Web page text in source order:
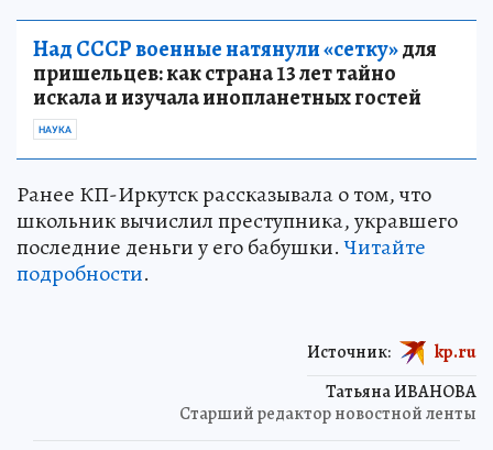
Над СССР военные натянули «сетку»для
пришельцев: как страна 13 лет тайно
искала и изучала инопланетных гостей
НАУКА
Ранее КП-Иркутск рассказывала о том, что
школьник вычислил преступника, укравшего
последние деньги у его бабушки.Читайте
подробности.
Татьяна ИВАНОВА
Старший редактор новостной ленты
Источник: kp.ru